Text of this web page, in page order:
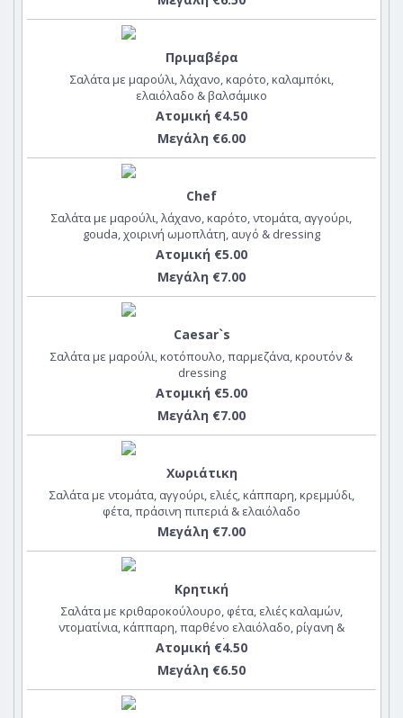
Πριμαβέρα
Σαλάτα με μαρούλι, λάχανο, καρότο, καλαμπόκι,
ελαιόλαδο & βαλσάμικο
Ατομική €4.50
Μεγάλη €6.00
Chef
Σαλάτα με μαρούλι, λάχανο, καρότο, ντομάτα, αγγούρι,
gouda, χοιρινή ωμοπλάτη, αυγό & dressing
Ατομική €5.00
Μεγάλη €7.00
Caesar`s
Σαλάτα με μαρούλι, κοτόπουλο, παρμεζάνα, κρουτόν &
dressing
Ατομική €5.00
Μεγάλη €7.00
Χωριάτικη
Σαλάτα με ντομάτα, αγγούρι, ελιές, κάππαρη, κρεμμύδι,
φέτα, πράσινη πιπεριά & ελαιόλαδο
Μεγάλη €7.00
Κρητική
Σαλάτα με κριθαροκούλουρο, φέτα, ελιές καλαμών,
ντοματίνια, κάππαρη, παρθένο ελαιόλαδο, ρίγανη &
μαϊντανό
Ατομική €4.50
Μεγάλη €6.50